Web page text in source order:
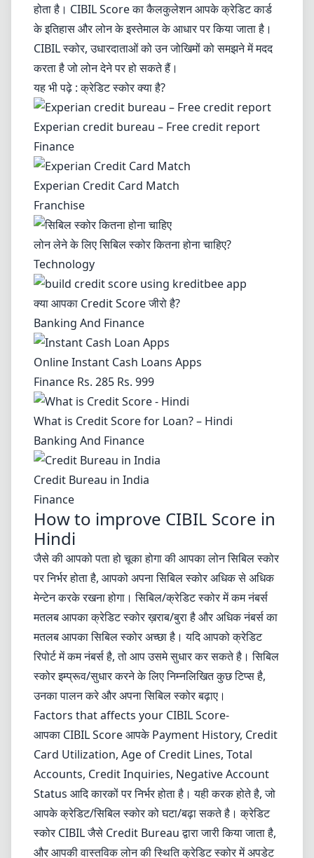
होता है। CIBIL Score का कैलकुलेशन आपके क्रेडिट कार्ड
के इतिहास और लोन के इस्तेमाल के आधार पर किया जाता है।
CIBIL स्कोर, उधारदाताओं को उन जोखिमों को समझने में मदद
करता है जो लोन देने पर हो सकते हैं।
यह भी पढ़े : क्रेडिट स्कोर क्या है?
Experian credit bureau – Free credit report
Finance
Experian Credit Card Match
Franchise
लोन लेने के लिए सिबिल स्कोर कितना होना चाहिए?
Technology
क्या आपका Credit Score जीरो है?
Banking And Finance
Online Instant Cash Loans Apps
Finance Rs. 285 Rs. 999
What is Credit Score for Loan? – Hindi
Banking And Finance
Credit Bureau in India
Finance
How to improve CIBIL Score in
Hindi
जैसे की आपको पता हो चूका होगा की आपका लोन सिबिल स्कोर
पर निर्भर होता है, आपको अपना सिबिल स्कोर अधिक से अधिक
मेन्टेन करके रखना होगा। सिबिल/क्रेडिट स्कोर में कम नंबर्स
मतलब आपका क्रेडिट स्कोर ख़राब/बुरा है और अधिक नंबर्स का
मतलब आपका सिबिल स्कोर अच्छा है। यदि आपको क्रेडिट
रिपोर्ट में कम नंबर्स है, तो आप उसमे सुधार कर सकते है। सिबिल
स्कोर इम्प्रूव/सुधार करने के लिए निम्नलिखित कुछ टिप्स है,
उनका पालन करे और अपना सिबिल स्कोर बढ़ाए।
Factors that affects your CIBIL Score-
आपका CIBIL Score आपके Payment History, Credit
Card Utilization, Age of Credit Lines, Total
Accounts, Credit Inquiries, Negative Account
Status आदि कारकों पर निर्भर होता है। यही करक होते है, जो
आपके क्रेडिट/सिबिल स्कोर को घटा/बढ़ा सकते है। क्रेडिट
स्कोर CIBIL जैसे Credit Bureau द्वारा जारी किया जाता है,
और आपकी वास्तविक लोन की स्थिति क्रेडिट स्कोर में अपडेट